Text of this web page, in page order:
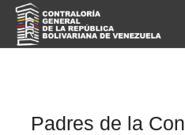
Padres de la